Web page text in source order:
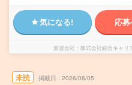
気になる! 応
派遣会社 株式会社綜合キャリ
未読 掲載日 2026/08/05